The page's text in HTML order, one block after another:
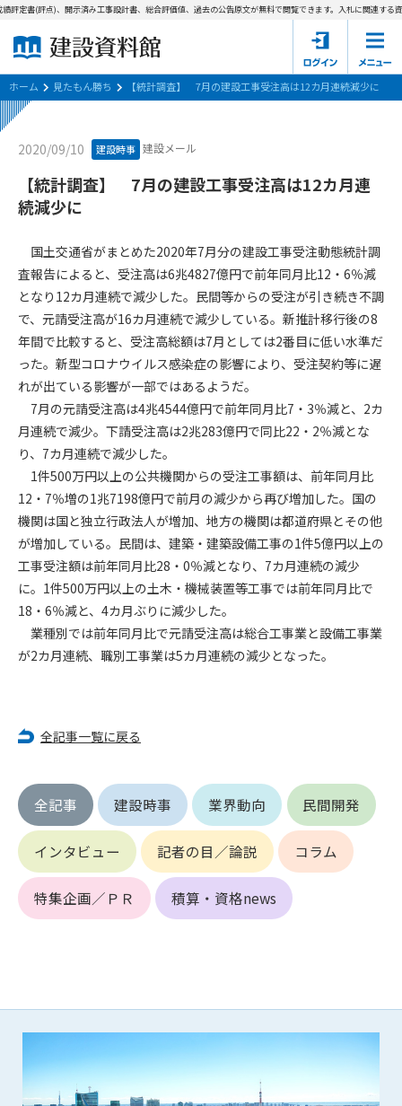
建設資料館とは
会員登録について
サポーター会員一覧
会社概要
個人情報保護方針
会員規約
定書(評点)、開示済み工事設計書、総合評価値、過去の公告原文が無料で閲覧できます。入札に関連する資
ホーム 見たもん勝ち 【統計調査】 7月の建設工事受注高は12カ月連続減少に
2020/09/10 建設時事 建設メール
【統計調査】 7月の建設工事受注高は12カ月連
続減少に
国土交通省がまとめた2020年7月分の建設工事受注動態統計調
査報告によると、受注高は6兆4827億円で前年同月比12・6％減
となり12カ月連続で減少した。民間等からの受注が引き続き不調
で、元請受注高が16カ月連続で減少している。新推計移行後の8
年間で比較すると、受注高総額は7月としては2番目に低い水準だ
った。新型コロナウイルス感染症の影響により、受注契約等に遅
れが出ている影響が一部ではあるようだ。
7月の元請受注高は4兆4544億円で前年同月比7・3％減と、2カ
月連続で減少。下請受注高は2兆283億円で同比22・2％減とな
り、7カ月連続で減少した。
1件500万円以上の公共機関からの受注工事額は、前年同月比
12・7％増の1兆7198億円で前月の減少から再び増加した。国の
機関は国と独立行政法人が増加、地方の機関は都道府県とその他
が増加している。民間は、建築・建築設備工事の1件5億円以上の
工事受注額は前年同月比28・0％減となり、7カ月連続の減少
に。1件500万円以上の土木・機械装置等工事では前年同月比で
18・6％減と、4カ月ぶりに減少した。
業種別では前年同月比で元請受注高は総合工事業と設備工事業
が2カ月連続、職別工事業は5カ月連続の減少となった。
全記事一覧に戻る
全記事 建設時事 業界動向 民間開発
インタビュー 記者の目／論説 コラム
特集企画／ＰＲ 積算・資格news
パスワードの再発行
第1条（規約の目的）
会員サービスの利用条件等について定めるものです。
2. 管理者が建設資料館WEB上で随時掲載するルールは本規約の
一部を構成するものとします。
第2条（規約の変更）
本規約は、会員の了承を得ることなく、随時変更されることが
あります。変更内容は、建設資料館WEB上に表示した時点で直
ちに全ての会員が了承したものとみなします。
第4条（会員審査および資格の取り消し）
会員とは、本規約を承諾の上、所定の会員申込手続きを完了
後、管理者がこれを承認した者をいいます。
第4条（会員の定義と登録）
1. 管理者は前条により審査の結果、会員申込みをした者が以下
の何れかの項目に該当することがわかった場合、その者の会
員としての権限を承認しないことがあります。
(1) 会員申し込みをした者が実在しなかった場合
(2) 本規約に違反した場合/li>
(3) 会員申し込みの際、申告事項に虚偽があった場合
(4) 会員申込者が管理者所定の手続き通りに会員申込手続き処
2. 管理者は承認後であっても承認した会員が前項の何れかに該
当することが判明した場合、会員資格を取り消すことがあり
第5条（IDおよびパスワードの管理）
1. 会員は申込の際に管理者が発行したIDおよびパスワードの使
用および管理について責任を負うものとします。
2. 会員は、自己のIDおよびパスワードを、貸与、譲渡、売買、
その他形態を問わず、第三者に利用させることはできませ
ん。
第6条（会員の禁止事項）
1. 会員は建設資料館WEB上で以下の行為をしないものとしま
(1) 第三者または管理者の著作権、その他知的所有権を侵害す
る行為